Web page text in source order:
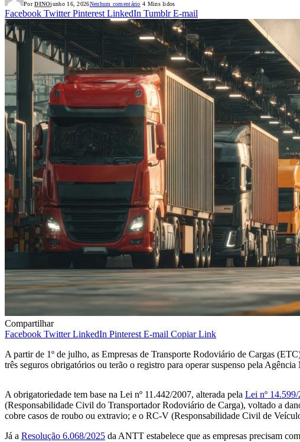
Por DINOjunho 16, 2026Nenhum comentário 4 Mins lidos
Facebook Twitter Pinterest LinkedIn Tumblr E-mail
Compartilhar
Facebook Twitter LinkedIn Pinterest E-mail Copiar Link
A partir de 1º de julho, as Empresas de Transporte Rodoviário de Cargas
três seguros obrigatórios ou terão o registro para operar suspenso pela
A obrigatoriedade tem base na Lei nº 11.442/2007, alterada pela Lei nº
(Responsabilidade Civil do Transportador Rodoviário de Carga), voltado a
cobre casos de roubo ou extravio; e o RC-V (Responsabilidade Civil de
Já a Resolução 6.068/2025 da ANTT estabelece que as empresas precisam